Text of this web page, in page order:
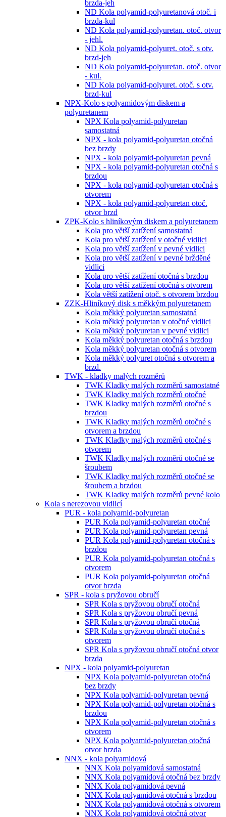
brzda-jeh
ND Kola polyamid-polyuretanová otoč. i
brzda-kul
ND Kola polyamid-polyuretan. otoč. otvor
- jehl.
ND Kola polyamid-polyuret. otoč. s otv.
brzd-jeh
ND Kola polyamid-polyuretan. otoč. otvor
- kul.
ND Kola polyamid-polyuret. otoč. s otv.
brzd-kul
NPX-Kolo s polyamidovým diskem a
polyuretanem
NPX Kola polyamid-polyuretan
samostatná
NPX - kola polyamid-polyuretan otočná
bez brzdy
NPX - kola polyamid-polyuretan pevná
NPX - kola polyamid-polyuretan otočná s
brzdou
NPX - kola polyamid-polyuretan otočná s
otvorem
NPX - kola polyamid-polyuretan otoč.
otvor brzd
ZPK-Kolo s hliníkovým diskem a polyuretanem
Kola pro větší zatížení samostatná
Kola pro větší zatížení v otočné vidlici
Kola pro větší zatížení v pevné vidlici
Kola pro větší zatížení v pevné bržděné
vidlici
Kola pro větší zatížení otočná s brzdou
Kola pro větší zatížení otočná s otvorem
Kola větší zatížení otoč. s otvorem brzdou
ZZK-Hliníkový disk s měkkým polyuretanem
Kola měkký polyuretan samostatná
Kola měkký polyuretan v otočné vidlici
Kola měkký polyuretan v pevné vidlici
Kola měkký polyuretan otočná s brzdou
Kola měkký polyuretan otočná s otvorem
Kola měkký polyuret otočná s otvorem a
brzd.
TWK - kladky malých rozměrů
TWK Kladky malých rozměrů samostatné
TWK Kladky malých rozměrů otočné
TWK Kladky malých rozměrů otočné s
brzdou
TWK Kladky malých rozměrů otočné s
otvorem a brzdou
TWK Kladky malých rozměrů otočné s
otvorem
TWK Kladky malých rozměrů otočné se
šroubem
TWK Kladky malých rozměrů otočné se
šroubem a brzdou
TWK Kladky malých rozměrů pevné kolo
Kola s nerezovou vidlicí
PUR - kola polyamid-polyuretan
PUR Kola polyamid-polyuretan otočné
PUR Kola polyamid-polyuretan pevná
PUR Kola polyamid-polyuretan otočná s
brzdou
PUR Kola polyamid-polyuretan otočná s
otvorem
PUR Kola polyamid-polyuretan otočná
otvor brzda
SPR - kola s pryžovou obručí
SPR Kola s pryžovou obručí otočná
SPR Kola s pryžovou obručí pevná
SPR Kola s pryžovou obručí otočná
SPR Kola s pryžovou obručí otočná s
otvorem
SPR Kola s pryžovou obručí otočná otvor
brzda
NPX - kola polyamid-polyuretan
NPX Kola polyamid-polyuretan otočná
bez brzdy
NPX Kola polyamid-polyuretan pevná
NPX Kola polyamid-polyuretan otočná s
brzdou
NPX Kola polyamid-polyuretan otočná s
otvorem
NPX Kola polyamid-polyuretan otočná
otvor brzda
NNX - kola polyamidová
NNX Kola polyamidová samostatná
NNX Kola polyamidová otočná bez brzdy
NNX Kola polyamidová pevná
NNX Kola polyamidová otočná s brzdou
NNX Kola polyamidová otočná s otvorem
NNX Kola polyamidová otočná otvor